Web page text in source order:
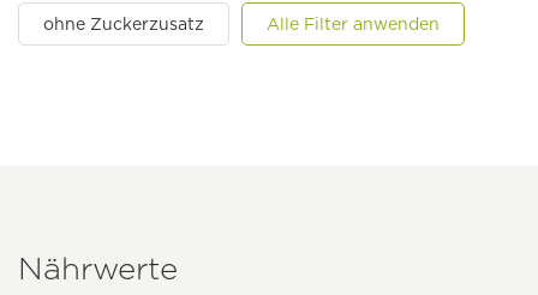
ohne Zuckerzusatz Alle Filter anwenden
Nährwerte